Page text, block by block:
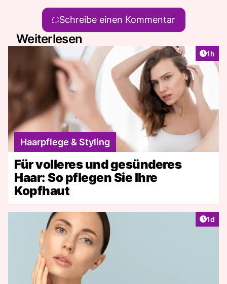
Schreibe einen Kommentar
Weiterlesen
1h
Haarpflege & Styling
Für volleres und gesünderes
Haar: So pflegen Sie Ihre
Kopfhaut
1d